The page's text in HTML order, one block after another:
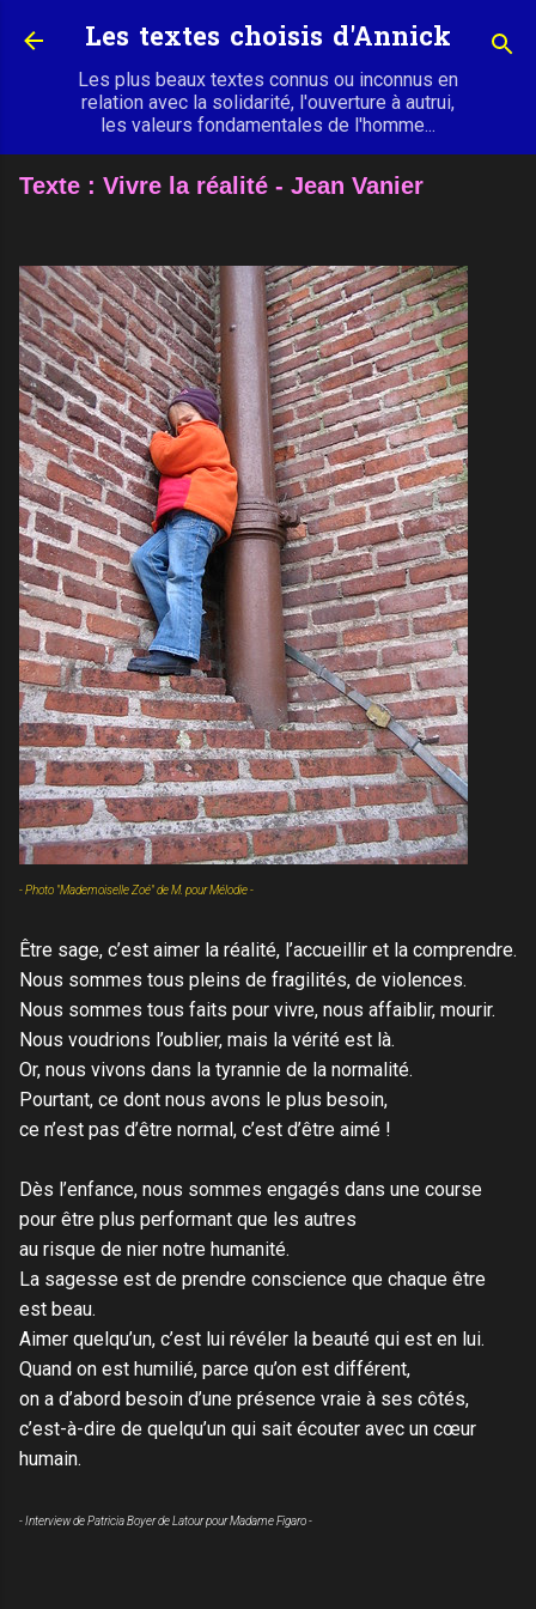
Accéder au contenu principal
Les textes choisis d'Annick
Les plus beaux textes connus ou inconnus en
relation avec la solidarité, l'ouverture à autrui,
les valeurs fondamentales de l'homme...
Texte : Vivre la réalité - Jean Vanier
- Photo "Mademoiselle Zoé" de M. pour Mélodie -
Être sage, c’est aimer la réalité, l’accueillir et la comprendre.
Nous sommes tous pleins de fragilités, de violences.
Nous sommes tous faits pour vivre, nous affaiblir, mourir.
Nous voudrions l’oublier, mais la vérité est là.
Or, nous vivons dans la tyrannie de la normalité.
Pourtant, ce dont nous avons le plus besoin,
ce n’est pas d’être normal, c’est d’être aimé !
Dès l’enfance, nous sommes engagés dans une course
pour être plus performant que les autres
au risque de nier notre humanité.
La sagesse est de prendre conscience que chaque être
est beau.
Aimer quelqu’un, c’est lui révéler la beauté qui est en lui.
Quand on est humilié, parce qu’on est différent,
on a d’abord besoin d’une présence vraie à ses côtés,
c’est-à-dire de quelqu’un qui sait écouter avec un cœur
humain.
- Interview de Patricia Boyer de Latour pour Madame Figaro -